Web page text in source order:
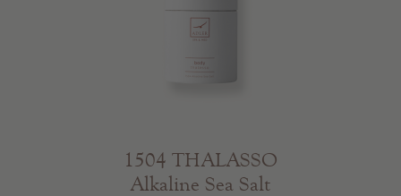
1504 THALASSO
Alkaline Sea Salt